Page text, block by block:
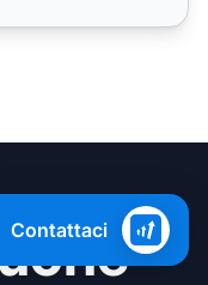
Contattaci